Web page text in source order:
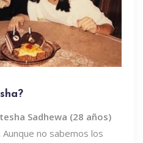
Sadhewa (28 años)
no sabemos los